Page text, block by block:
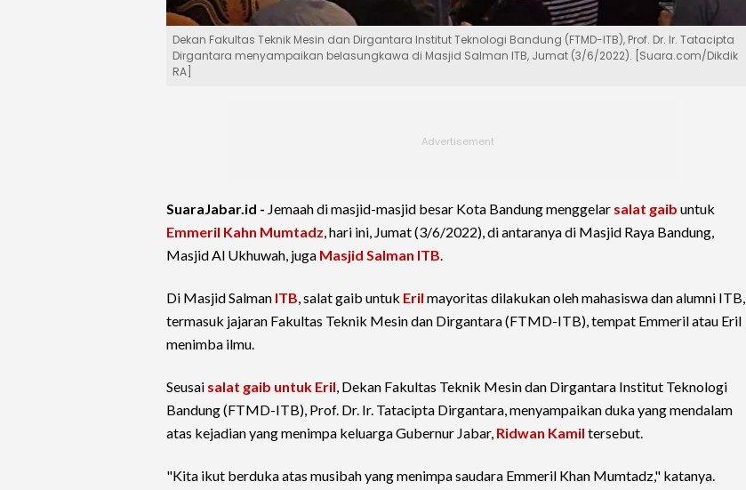
Dekan Fakultas Teknik Mesin dan Dirgantara Institut Teknologi Bandung (FTMD-ITB), Prof. Dr. Ir. Tatacipta
Dirgantara menyampaikan belasungkawa di Masjid Salman ITB, Jumat (3/6/2022). [Suara.com/Dikdik
RA]
SuaraJabar.id - Jemaah di masjid-masjid besar Kota Bandung menggelar salat gaib untuk
Emmeril Kahn Mumtadz, hari ini, Jumat (3/6/2022), di antaranya di Masjid Raya Bandung,
Masjid Al Ukhuwah, juga Masjid Salman ITB.
Di Masjid Salman ITB, salat gaib untuk Eril mayoritas dilakukan oleh mahasiswa dan alumni ITB,
termasuk jajaran Fakultas Teknik Mesin dan Dirgantara (FTMD-ITB), tempat Emmeril atau Eril
menimba ilmu.
Seusai salat gaib untuk Eril, Dekan Fakultas Teknik Mesin dan Dirgantara Institut Teknologi
Bandung (FTMD-ITB), Prof. Dr. Ir. Tatacipta Dirgantara, menyampaikan duka yang mendalam
atas kejadian yang menimpa keluarga Gubernur Jabar, Ridwan Kamil tersebut.
"Kita ikut berduka atas musibah yang menimpa saudara Emmeril Khan Mumtadz," katanya.